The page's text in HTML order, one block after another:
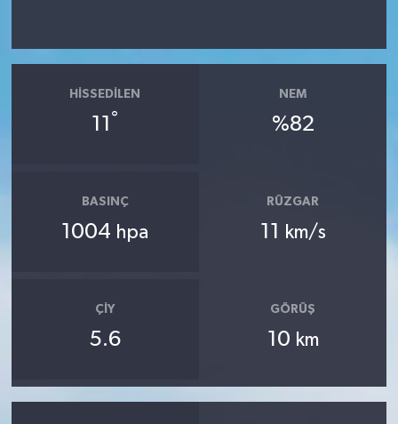
HISSEDILEN
11 °
NEM
%82
BASINÇ
1004 hpa
RÜZGAR
11 km/s
ÇIY
5.6
GÖRÜŞ
10 km